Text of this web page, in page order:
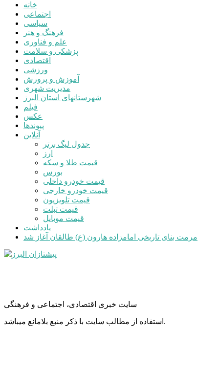
خانه
اجتماعی
سیاسی
فرهنگ و هنر
علم و فناوری
پزشکی و سلامت
اقتصادی
ورزشی
آموزش و پرورش
مدیریت شهری
شهرستانهای استان البرز
فیلم
عکس
پیوندها
آنلاین
جدول لیگ برتر
ارز
قیمت طلا و سکه
بورس
قیمت خودرو داخلی
قیمت خودرو خارجی
قیمت تلویزیون
قیمت تبلت
قیمت موبایل
یادداشت
مرمت بنای تاریخی امامزاده هارون (ع) طالقان آغاز شد
سایت خبری اقتصادی، اجتماعی و فرهنگی
استفاده از مطالب سایت با ذکر منبع بلامانع میباشد.